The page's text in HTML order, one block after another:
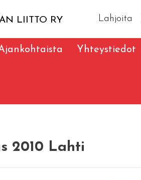
LIITTO RY Lahjoita
Yhteystiedot
2010 Lahti